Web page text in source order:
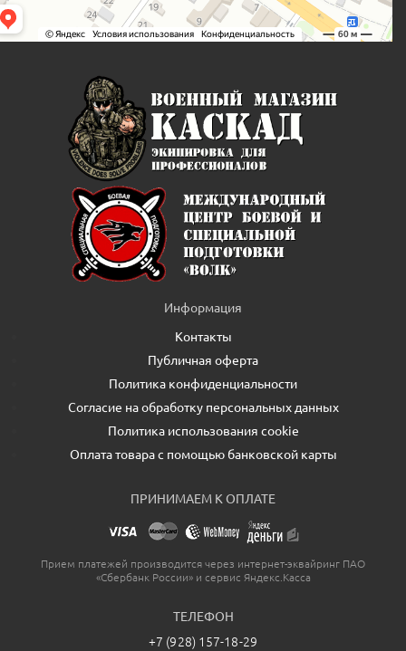
Информация
Контакты
Публичная оферта
Политика конфиденциальности
Согласие на обработку персональных данных
Политика использования cookie
Оплата товара с помощью банковской карты
ПРИНИМАЕМ К ОПЛАТЕ
Прием платежей производится через интернет-эквайринг ПАО
«Сбербанк России» и сервис Яндекс.Касса
ТЕЛЕФОН
+7 (928) 157-18-29